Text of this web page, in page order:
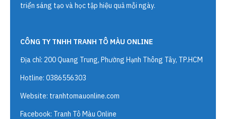
triển sáng tạo và học tập hiệu quả mỗi ngày.
CÔNG TY TNHH TRANH TÔ MÀU ONLINE
Địa chỉ: 200 Quang Trung, Phường Hạnh Thông Tây, TP.HCM
Hotline: 0386556303
Website: tranhtomauonline.com
Facebook: Tranh Tô Màu Online